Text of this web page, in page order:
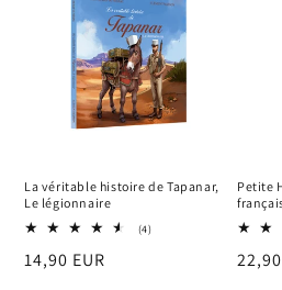
La véritable histoire de Tapanar,
Le légionnaire
(4)4
Prix
14,90 EUR
Petite
Prix